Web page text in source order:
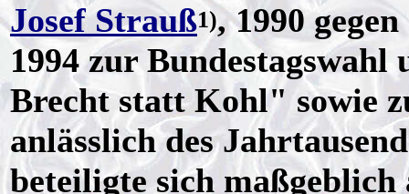
Josef Strauß1), 1990
1994 zur
Brecht statt Kohl" sowie
anlässlich des
beteiligte sich